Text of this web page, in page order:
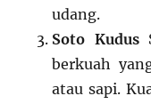
udang.
Soto Kudus
berkuah
atau sapi.